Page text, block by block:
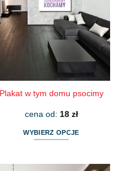
Opcje
można
wybrać
na
stronie
Plakat w tym domu psocimy
cena od: 18 zł
WYBIERZ OPCJE